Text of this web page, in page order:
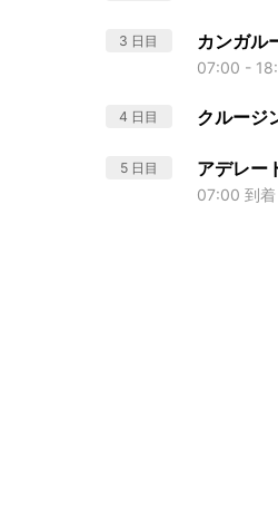
3 日目 カンガル
07:00 -
4 日目 クルージ
5 日目 アデレー
07:00 到着